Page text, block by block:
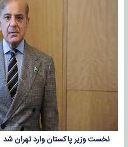
نخست وزیر پاکستان وارد تهران شد